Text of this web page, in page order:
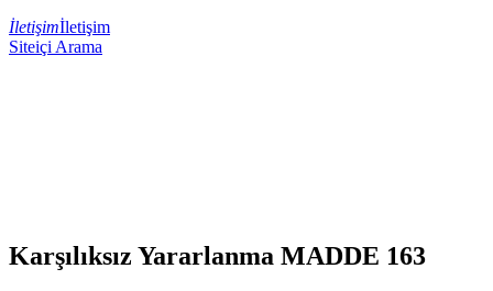
İletişimİletişim
Siteiçi Arama
Karşılıksız Yararlanma MADDE 163